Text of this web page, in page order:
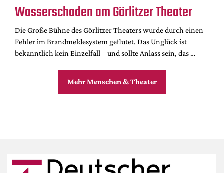
Wasserschaden am Görlitzer Theater
Die Große Bühne des Görlitzer Theaters wurde durch einen
Fehler im Brandmeldesystem geflutet. Das Unglück ist
bekanntlich kein Einzelfall – und sollte Anlass sein, das …
Mehr Menschen & Theater